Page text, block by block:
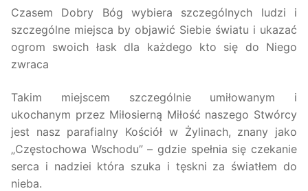
Czasem Dobry Bóg wybiera szczególnych ludzi i
szczególne miejsca by objawić Siebie światu i ukazać
ogrom swoich łask dla każdego kto się do Niego
zwraca
Takim miejscem szczególnie umiłowanym i
ukochanym przez Miłosierną Miłość naszego Stwórcy
jest nasz parafialny Kościół w Żylinach, znany jako
„Częstochowa Wschodu” – gdzie spełnia się czekanie
serca i nadziei która szuka i tęskni za światłem do
nieba.